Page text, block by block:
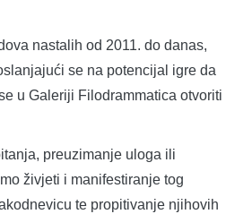
nastalih od 2011. do danas,
se na potencijal igre da
u Galeriji Filodrammatica otvoriti
preuzimanje uloga ili
živjeti i manifestiranje tog
te propitivanje njihovih